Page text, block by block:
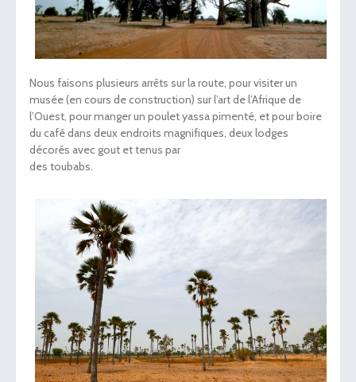
Nous faisons plusieurs arrêts sur la route, pour visiter un
musée (en cours de construction) sur l’art de l’Afrique de
l’Ouest, pour manger un poulet yassa pimenté, et pour boire
du café dans deux endroits magnifiques, deux lodges
décorés avec gout et tenus par
des toubabs.